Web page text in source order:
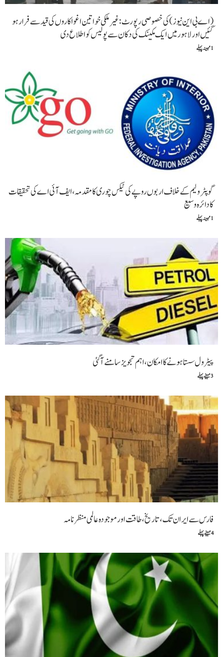
(اے بی این نیوز )کی خصوصی رپورٹ: غیر ملکی خواتین اغوا کاروں کی قید سے فرار ہو
گئیں اور لاہور میں ایک مکینک کی دکان سے پولیس کو اطلاع دی
1 مہینہ پہلے
گو پٹرولیم کے خلاف اربوں روپے کی ٹیکس چوری کا مقدمہ، ایف آئی اے کی تحقیقات
کا دائرہ وسیع
1 مہینہ پہلے
پیٹرول سستا ہونے کا امکان،اہم تجویز سامنے آگئی
3 مہینے پہلے
فارس سے ایران تک ،تاریخ، طاقت اور موجودہ عالمی منظرنامہ
4 مہینے پہلے